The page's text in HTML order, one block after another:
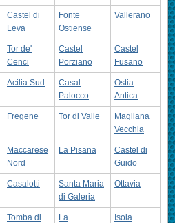
Castel di
Leva
Fonte
Ostiense
Vallerano
Tor de'
Cenci
Castel
Porziano
Castel
Fusano
Acilia Sud
Casal
Palocco
Ostia
Antica
Fregene Tor di Valle
Magliana
Vecchia
Maccarese
Nord
La Pisana
Castel di
Guido
Casalotti
Santa Maria
di Galeria
Ottavia
Tomba di La Isola